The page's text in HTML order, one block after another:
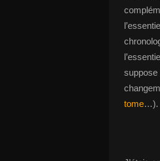
tome…).